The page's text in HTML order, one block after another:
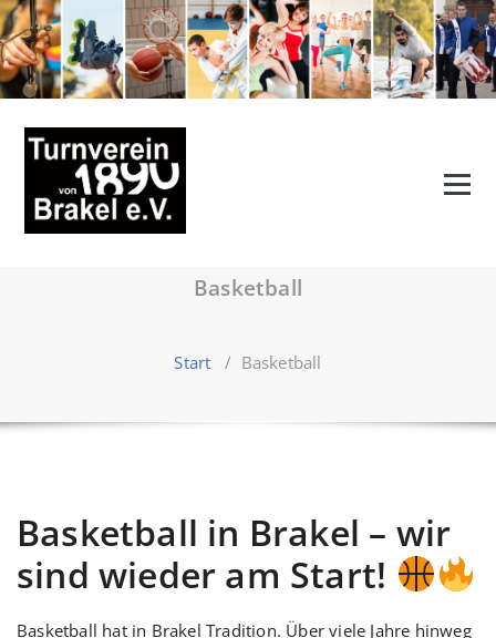
Zum
Inhalt
springen
Basketball
Start / Basketball
Basketball in Brakel – wir
sind wieder am Start!
Basketball hat in Brakel Tradition. Über viele Jahre hinweg